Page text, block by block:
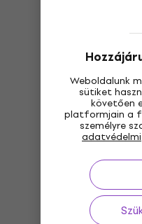
Weboldalunk
sütiket
követően
platformjain a
személyre
adatvédelmi